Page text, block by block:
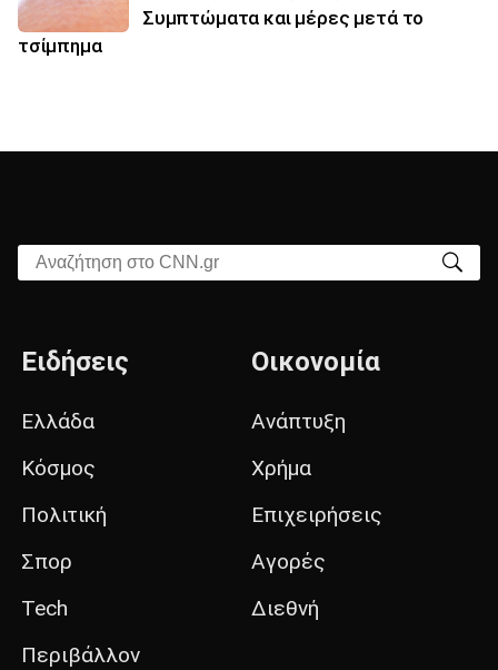
Συμπτώματα και μέρες μετά το
τσίμπημα
Αναζήτηση στο CNN.gr
Ειδήσεις
Ελλάδα
Κόσμος
Πολιτική
Σπορ
Tech
Περιβάλλον
Οικονομία
Ανάπτυξη
Χρήμα
Επιχειρήσεις
Αγορές
Διεθνή